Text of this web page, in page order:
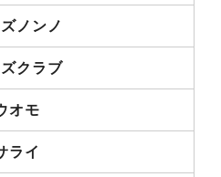
ノンノ
クラブ
オモ
ライ